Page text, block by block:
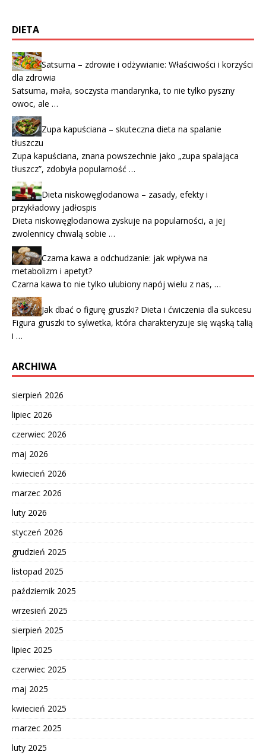
DIETA
Satsuma – zdrowie i odżywianie: Właściwości i korzyści
dla zdrowia
Satsuma, mała, soczysta mandarynka, to nie tylko pyszny
owoc, ale …
Zupa kapuściana – skuteczna dieta na spalanie
tłuszczu
Zupa kapuściana, znana powszechnie jako „zupa spalająca
tłuszcz”, zdobyła popularność …
Dieta niskowęglodanowa – zasady, efekty i
przykładowy jadłospis
Dieta niskowęglodanowa zyskuje na popularności, a jej
zwolennicy chwalą sobie …
Czarna kawa a odchudzanie: jak wpływa na
metabolizm i apetyt?
Czarna kawa to nie tylko ulubiony napój wielu z nas, …
Jak dbać o figurę gruszki? Dieta i ćwiczenia dla sukcesu
Figura gruszki to sylwetka, która charakteryzuje się wąską talią
i …
ARCHIWA
sierpień 2026
lipiec 2026
czerwiec 2026
maj 2026
kwiecień 2026
marzec 2026
luty 2026
styczeń 2026
grudzień 2025
listopad 2025
październik 2025
wrzesień 2025
sierpień 2025
lipiec 2025
czerwiec 2025
maj 2025
kwiecień 2025
marzec 2025
luty 2025